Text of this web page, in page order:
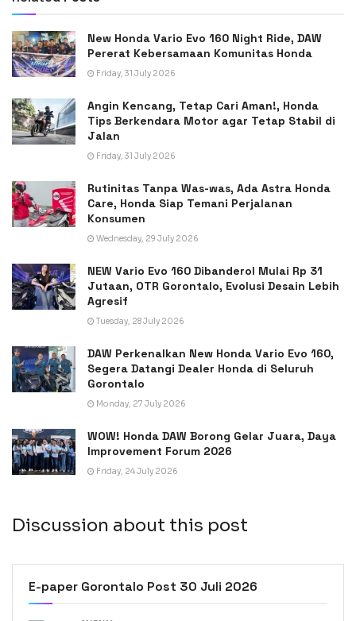
New Honda Vario Evo 160 Night Ride, DAW
Pererat Kebersamaan Komunitas Honda
Friday, 31 July 2026
Angin Kencang, Tetap Cari Aman!, Honda
Tips Berkendara Motor agar Tetap Stabil di
Jalan
Friday, 31 July 2026
Rutinitas Tanpa Was-was, Ada Astra Honda
Care, Honda Siap Temani Perjalanan
Konsumen
Wednesday, 29 July 2026
NEW Vario Evo 160 Dibanderol Mulai Rp 31
Jutaan, OTR Gorontalo, Evolusi Desain Lebih
Agresif
Tuesday, 28 July 2026
DAW Perkenalkan New Honda Vario Evo 160,
Segera Datangi Dealer Honda di Seluruh
Gorontalo
Monday, 27 July 2026
WOW! Honda DAW Borong Gelar Juara, Daya
Improvement Forum 2026
Friday, 24 July 2026
Discussion about this post
E-paper Gorontalo Post 30 Juli 2026